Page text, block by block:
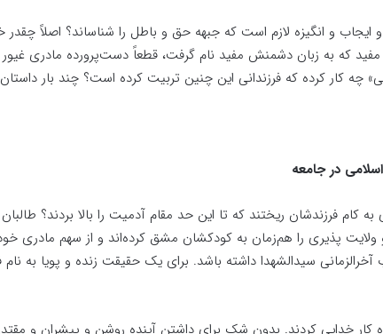
و انگیزه لازم است که جبهه حق و باطل را شناساند؟ اصلاً چقدر
که به زبان دشمنش مفید نام گرفت، قطعاً دست‌پرورده مادری
کار کرده که فرزندانی این چنین تربیت کرده است؟ چند بار
در جامعه
کام فرزندشان ریختند که تا این حد مقام آدمیت را بالا بردند؟
پذیری را هم‌زمان به کودکشان مشق کرده‌اند و از سهم مادری
سیدالشهدا داشته باشد. برای یک حقیقت زنده و پویا به نام
کار خدایی کردند. بدون شک برای داشتن آینده روشن و پیشران و